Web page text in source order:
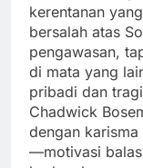
kerentanan
bersalah atas
pengawasan,
di mata yang
pribadi dan
Chadwick
dengan
—motivasi